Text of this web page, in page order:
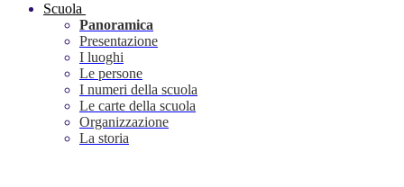
Scuola
Panoramica
Presentazione
I luoghi
Le persone
I numeri della scuola
Le carte della scuola
Organizzazione
La storia